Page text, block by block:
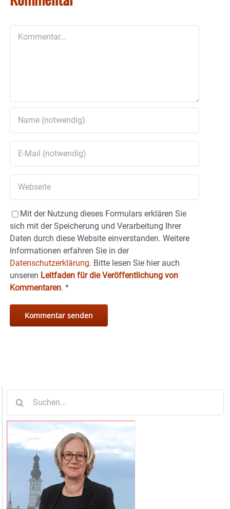
Mit der Nutzung dieses Formulars erklären Sie
sich mit der Speicherung und Verarbeitung Ihrer
Daten durch diese Website einverstanden. Weitere
Informationen erfahren Sie in der
Datenschutzerklärung. Bitte lesen Sie hier auch
unseren Leitfaden für die Veröffentlichung von
Kommentaren. *
nach: